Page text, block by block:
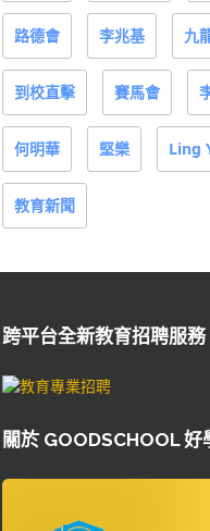
路德會 李兆基 九
到校直擊 賽馬會
何明華 堅樂 Ling
教育新聞
跨平台全新教育招聘服務
關於 GOODSCHOOL 好